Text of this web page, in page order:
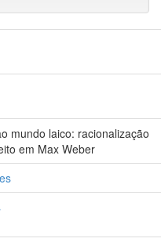
mundo laico: racionalização
em Max Weber